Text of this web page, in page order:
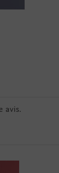
avis.